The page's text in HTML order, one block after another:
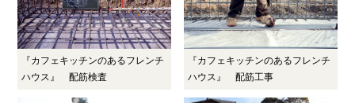
『カフェキッチンのあるフレンチ
ハウス』 配筋検査
『カフェキッチンのあるフレンチ
ハウス』 配筋工事